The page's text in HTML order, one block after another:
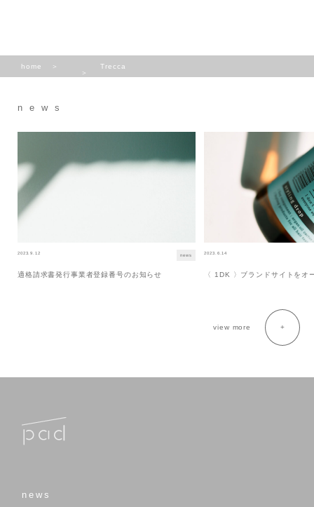
home Trecca
news
2023.9.12 news
適格請求書発行事業者登録番号のお知らせ
2023.6.14
〈 1DK 〉ブランドサイトをオ
view more
news